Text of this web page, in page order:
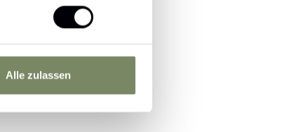
Alle zulassen
officer for the purpose of
Further information